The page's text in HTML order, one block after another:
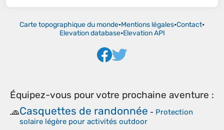
Carte topographique du monde•Mentions légales•Contact•
Elevation database•Elevation API
Équipez-vous pour votre prochaine aventure :
🧢Casquettes de randonnée - Protection
solaire légère pour activités outdoor